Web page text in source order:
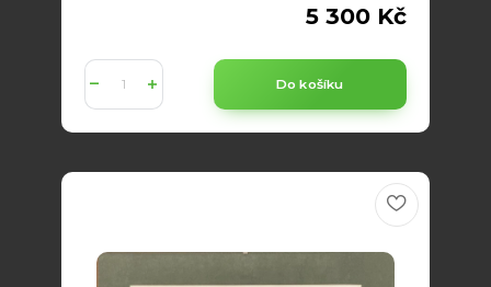
5 300 Kč
Do košíku